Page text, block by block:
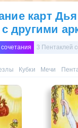
карт
другими
3 Пентаклей
Кубки Мечи